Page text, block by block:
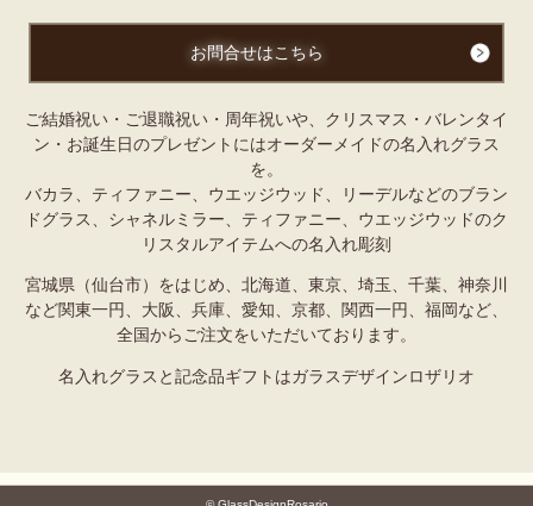
お問合せはこちら
ご結婚祝い・ご退職祝い・周年祝いや、クリスマス・バレンタイ
ン・お誕生日のプレゼントにはオーダーメイドの名入れグラス
を。
バカラ、ティファニー、ウエッジウッド、リーデルなどのブラン
ドグラス、シャネルミラー、ティファニー、ウエッジウッドのク
リスタルアイテムへの名入れ彫刻
宮城県（仙台市）をはじめ、北海道、東京、埼玉、千葉、神奈川
など関東一円、大阪、兵庫、愛知、京都、関西一円、福岡など、
全国からご注文をいただいております。
名入れグラスと記念品ギフトはガラスデザインロザリオ